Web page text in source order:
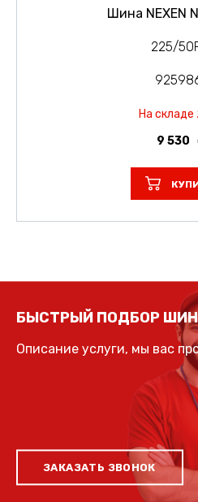
Шина NEXEN
225/
На складе
9 530
БЫСТРЫЙ ПОДБОР
Описание услуги, мы вас
ЗАКАЗАТЬ ЗВОНОК